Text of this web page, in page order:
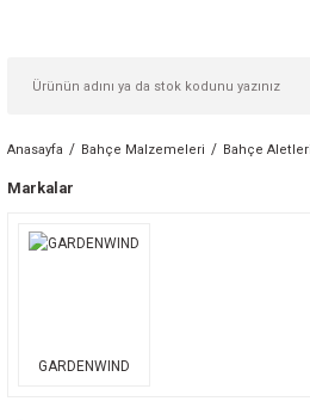
Anasayfa Bahçe Malzemeleri Bahçe Aletleri
Markalar
GARDENWIND